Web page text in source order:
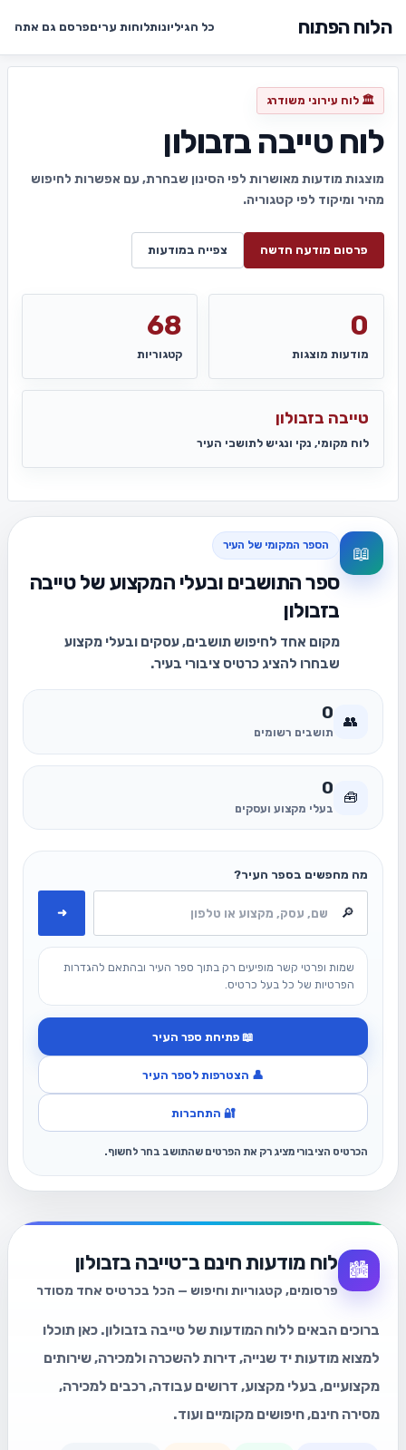
הלוח הפתוח כל הגיליונותלוחות עריםפרסם גם אתה
🏛️ לוח עירוני משודרג
לוח טייבה בזבולון
מוצגות מודעות מאושרות לפי הסינון שבחרת, עם אפשרות לחיפוש
מהיר ומיקוד לפי קטגוריה.
פרסום מודעה חדשה צפייה במודעות
0
מודעות מוצגות
68
קטגוריות
טייבה בזבולון
לוח מקומי, נקי ונגיש לתושבי העיר
📖 הספר המקומי של העיר
ספר התושבים ובעלי המקצוע של טייבה
בזבולון
מקום אחד לחיפוש תושבים, עסקים ובעלי מקצוע
שבחרו להציג כרטיס ציבורי בעיר.
👥
0
תושבים רשומים
🧰
0
בעלי מקצוע ועסקים
מה מחפשים בספר העיר?
➜
שמות ופרטי קשר מופיעים רק בתוך ספר העיר ובהתאם להגדרות
הפרטיות של כל בעל כרטיס.
📖 פתיחת ספר העיר
👤 הצטרפות לספר העיר
🔐 התחברות
הכרטיס הציבורי מציג רק את הפרטים שהתושב בחר לחשוף.
🏙️ לוח מודעות חינם ב־טייבה בזבולון
פרסומים, קטגוריות וחיפוש — הכל בכרטיס אחד מסודר
ברוכים הבאים ללוח המודעות של טייבה בזבולון. כאן תוכלו
למצוא מודעות יד שנייה, דירות להשכרה ולמכירה, שירותים
מקצועיים, בעלי מקצוע, דרושים עבודה, רכבים למכירה,
מסירה חינם, חיפושים מקומיים ועוד.